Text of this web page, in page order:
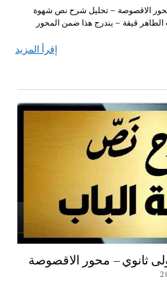
الاقصوصة – تحليل شرح نص شهوة
الطاهر قيقة – يندرج هذا ضمن المحور
إقرأ المزيد
ثانوي – محور الاقصوصة